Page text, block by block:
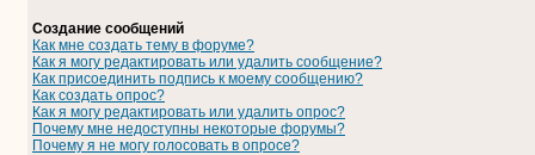
Создание сообщений
Как мне создать тему в форуме?
Как я могу редактировать или удалить сообщение?
Как присоединить подпись к моему сообщению?
Как создать опрос?
Как я могу редактировать или удалить опрос?
Почему мне недоступны некоторые форумы?
Почему я не могу голосовать в опросе?